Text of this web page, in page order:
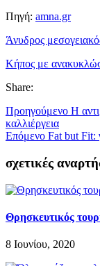
Πηγή: amna.gr
Άνυδρος
Κήπος με
Share:
Προηγούμενο Η
καλλιέργεια
Επόμενο Fat but Fit:
σχετικές
Θρησκευτικός
8 Ιουνίου, 2020